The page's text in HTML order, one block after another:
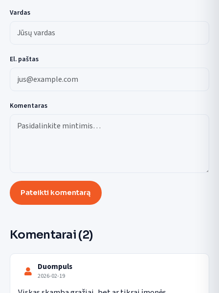
Vardas
El. paštas
Komentaras
Pateikti komentarą
Komentarai (2)
Duompuls
2026-02-19